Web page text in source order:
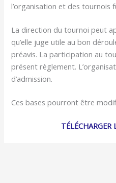
l’organisation et des tournois
La direction du tournoi peut
qu’elle juge utile au bon
préavis. La participation au
présent règlement.
d’admission.
Ces bases pourront être
TÉLÉCHARGER